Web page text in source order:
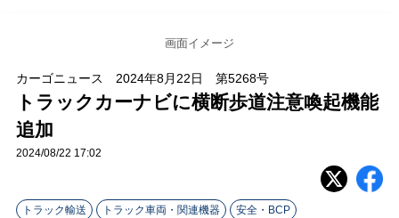
オ
ラ
イ
画面イメージ
カーゴニュース 2024年8月22日 第5268号
トラックカーナビに横断歩道注意喚起機能
追加
2024/08/22 17:02
トラック輸送 トラック車両・関連機器 安全・BCP